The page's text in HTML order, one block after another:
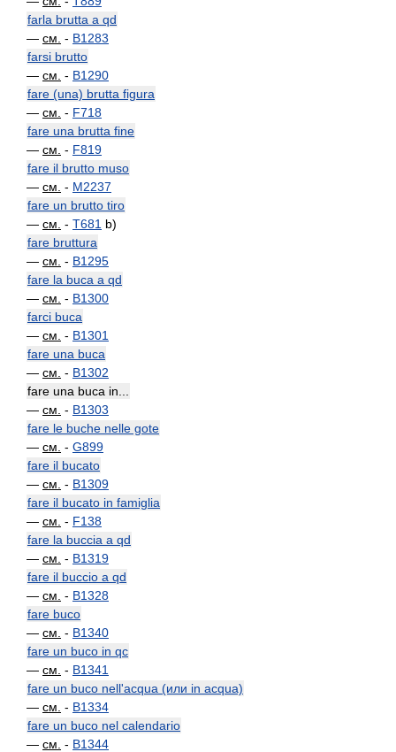
farla brutta a qd
— см. - B1283
farsi brutto
— см. - B1290
fare (una) brutta figura
— см. - F718
fare una brutta fine
— см. - F819
fare il brutto muso
— см. - M2237
fare un brutto tiro
— см. - T681 b)
fare bruttura
— см. - B1295
fare la buca a qd
— см. - B1300
farci buca
— см. - B1301
fare una buca
— см. - B1302
fare una buca in...
— см. - B1303
fare le buche nelle gote
— см. - G899
fare il bucato
— см. - B1309
fare il bucato in famiglia
— см. - F138
fare la buccia a qd
— см. - B1319
fare il buccio a qd
— см. - B1328
fare buco
— см. - B1340
fare un buco in qc
— см. - B1341
fare un buco nell'acqua (или in acqua)
— см. - B1334
fare un buco nel calendario
— см. - B1344